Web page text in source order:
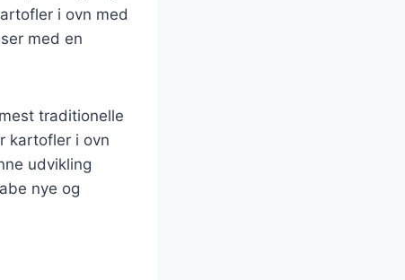
i ovn med
med en
traditionelle
kartofler i ovn
udvikling
nye og